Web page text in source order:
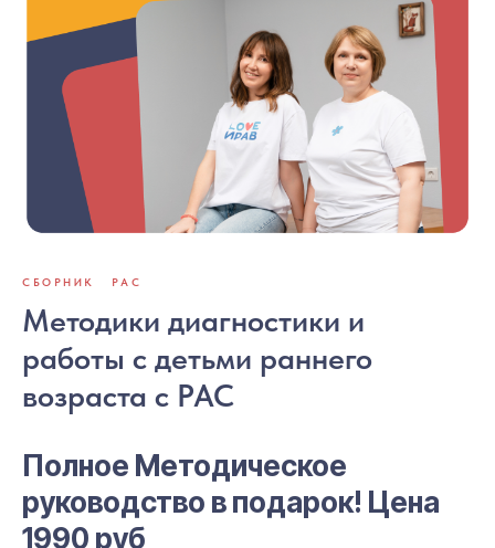
СБОРНИК РАС
Методики диагностики и
работы с детьми раннего
возраста с РАС
Полное Методическое
руководство в подарок! Цена
1990 руб